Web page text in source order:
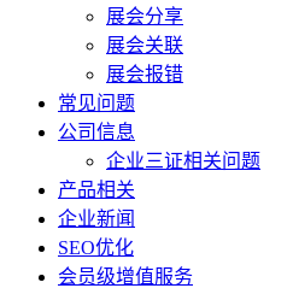
展会分享
展会关联
展会报错
常见问题
公司信息
企业三证相关问题
产品相关
企业新闻
SEO优化
会员级增值服务